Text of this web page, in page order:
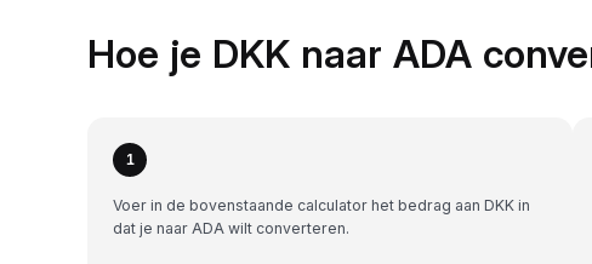
Hoe je DKK naar ADA
1
Voer in de bovenstaande calculator het bedrag aan DKK in
dat je naar ADA wilt converteren.